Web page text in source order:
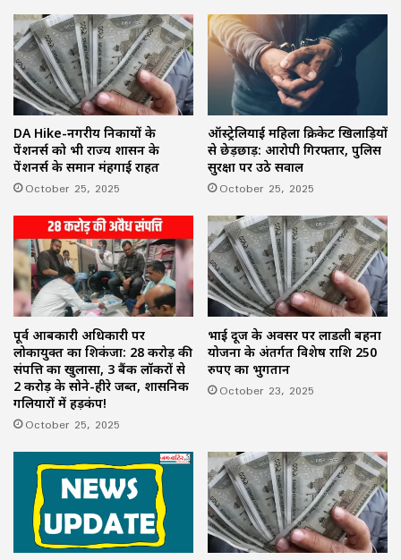
DA Hike-नगरीय निकायों के
पेंशनर्स को भी राज्य शासन के
पेंशनर्स के समान मंहगाई राहत
October 25, 2025
ऑस्ट्रेलियाई महिला क्रिकेट खिलाड़ियों
से छेड़छाड़: आरोपी गिरफ्तार, पुलिस
सुरक्षा पर उठे सवाल
October 25, 2025
पूर्व आबकारी अधिकारी पर
लोकायुक्त का शिकंजा: 28 करोड़ की
संपत्ति का खुलासा, 3 बैंक लॉकरों से
2 करोड़ के सोने-हीरे जब्त, प्रशासनिक
गलियारों में हड़कंप!
October 25, 2025
भाई दूज के अवसर पर लाडली बहना
योजना के अंतर्गत विशेष राशि 250
रुपए का भुगतान
October 23, 2025